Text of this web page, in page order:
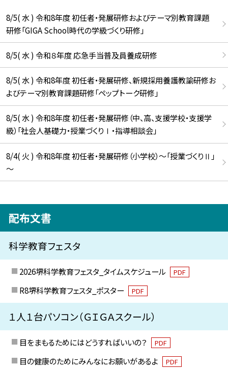
8/5( 水 ) 令和8年度 初任者・発展研修およびテーマ別教育課題
研修「GIGA School時代の学級づくり研修」
8/5( 水 ) 令和８年度 応急手当普及員養成研修
8/5( 水 ) 令和8年度 初任者・発展研修、新規採用養護教諭研修お
よびテーマ別教育課題研修「ペップトーク研修」
8/5( 水 ) 令和8年度 初任者・発展研修（中、高、支援学校・支援学
級）「社会人基礎力・授業づくりⅠ・指導相談会」
8/4( 火 ) 令和8年度 初任者・発展研修（小学校）～「授業づくりⅡ」
～
配布文書
科学教育フェスタ
2026堺科学教育フェスタ_タイムスケジュール PDF
R8堺科学教育フェスタ_ポスター PDF
１人１台パソコン（ＧＩＧＡスクール）
目をまもるためにはどうすればいいの？ PDF
目の健康のためにみんなにお願いがあるよ PDF